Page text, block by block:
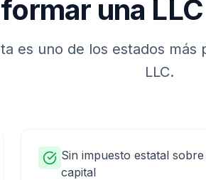
una
es uno de los estados más
LLC.
Sin impuesto estatal
capital